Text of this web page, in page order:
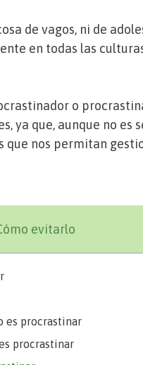
de vagos, ni de
en todas las
o
ya que, aunque no
que nos permitan
evitarlo
es procrastinar
procrastinar